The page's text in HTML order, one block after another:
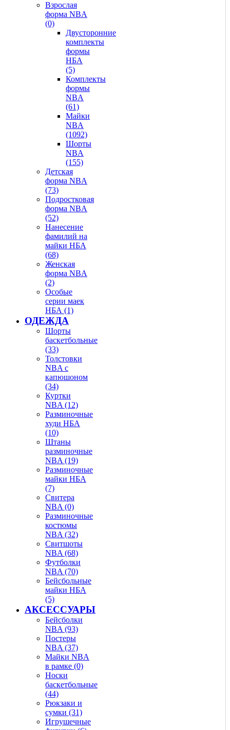
Взрослая
форма NBA
(0)
Двусторонние
комплекты
формы
НБА
(5)
Комплекты
формы
NBA
(61)
Майки
NBA
(1092)
Шорты
NBA
(155)
Детская
форма NBA
(73)
Подростковая
форма NBA
(52)
Нанесение
фамилий на
майки НБА
(68)
Женская
форма NBA
(2)
Особые
серии маек
НБА (1)
ОДЕЖДА
Шорты
баскетбольные
(33)
Толстовки
NBA с
капюшоном
(34)
Куртки
NBA (12)
Разминочные
худи НБА
(10)
Штаны
разминочные
NBA (19)
Разминочные
майки НБА
(7)
Свитера
NBA (0)
Разминочные
костюмы
NBA (32)
Свитшоты
NBA (68)
Футболки
NBA (70)
Бейсбольные
майки НБА
(5)
АКСЕССУАРЫ
Бейсболки
NBA (93)
Постеры
NBA (37)
Майки NBA
в рамке (0)
Носки
баскетбольные
(44)
Рюкзаки и
сумки (31)
Игрушечные